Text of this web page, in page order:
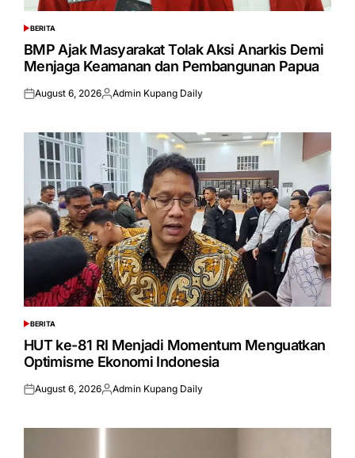
POSTED
IN
BERITA
BMP Ajak Masyarakat Tolak Aksi Anarkis Demi
Menjaga Keamanan dan Pembangunan Papua
Posted
August 6, 2026Posted
Admin Kupang Daily
POSTED
IN
BERITA
HUT ke-81 RI Menjadi Momentum Menguatkan
Optimisme Ekonomi Indonesia
Posted
August 6, 2026Posted
Admin Kupang Daily